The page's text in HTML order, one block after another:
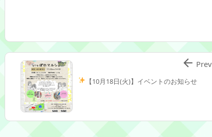
【10月18日(火)】イベントのお知らせ
 Prev